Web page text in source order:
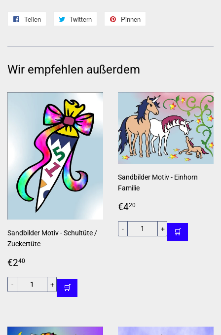
Teilen
teilen
Twittern
twittern
Pinnen
pinnen
Wir empfehlen außerdem
Sandbilder Motiv - Schultüte /
Zuckertüte
Normaler
€240
+
- 🛒
Sandbilder Motiv - Einhorn
Familie
Normaler
€420
+
- 🛒